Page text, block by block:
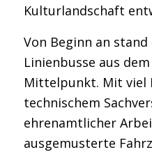
Kulturlandschaft
Von Beginn an
Linienbusse aus
Mittelpunkt. Mit viel
technischem
ehrenamtlicher
ausgemusterte